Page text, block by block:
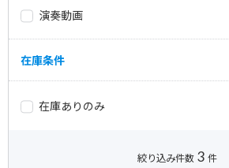
演奏動画
在庫条件
在庫ありのみ
絞り込み件数 3 件